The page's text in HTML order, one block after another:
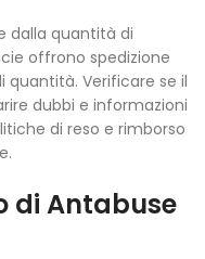
dalla quantità di
offrono spedizione
quantità. Verificare se il
dubbi e informazioni
di reso e rimborso
di Antabuse